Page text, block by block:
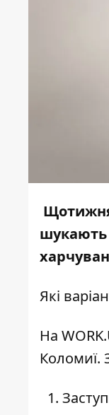
шукають
Які
На
Коломиї.